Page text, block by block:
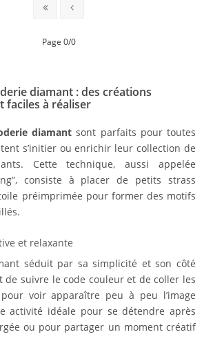
Page 0/0
diamant : des créations
faciles à réaliser
diamant sont parfaits pour toutes
s’initier ou enrichir leur collection de
Cette technique, aussi appelée
consiste à placer de petits strass
préimprimée pour former des motifs
et relaxante
séduit par sa simplicité et son côté
de suivre le code couleur et de coller les
voir apparaître peu à peu l’image
activité idéale pour se détendre après
ou pour partager un moment créatif